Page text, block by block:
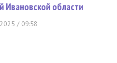
Ивановской области
/ 09:58